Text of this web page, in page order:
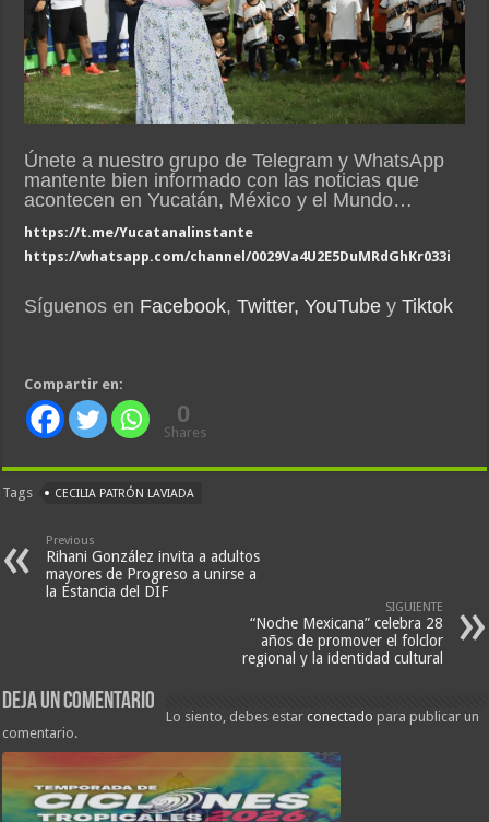
Únete a nuestro grupo de Telegram y WhatsApp
mantente bien informado con las noticias que
acontecen en Yucatán, México y el Mundo…
https://t.me/Yucatanalinstante
https://whatsapp.com/channel/0029Va4U2E5DuMRdGhKr033i
Síguenos en Facebook,Twitter, YouTube yTiktok
Compartir en:
0
Shares
Tags CECILIA PATRÓN LAVIADA
Previous
Rihani González invita a adultos
mayores de Progreso a unirse a
la Estancia del DIF
SIGUIENTE
“Noche Mexicana” celebra 28
años de promover el folclor
regional y la identidad cultural
Deja un comentario
Lo siento, debes estarconectado para publicar un
comentario.